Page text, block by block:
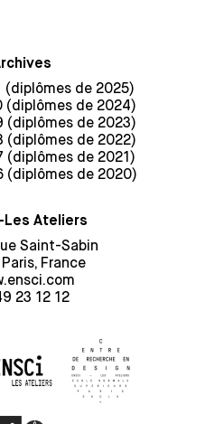
(diplômes de 2025)
(diplômes de 2024)
(diplômes de 2023)
(diplômes de 2022)
(diplômes de 2021)
(diplômes de 2020)
Ateliers
Saint-Sabin
France
23 12 12